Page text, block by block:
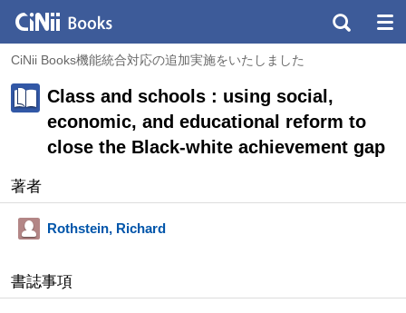
CiNii Books機能統合対応の追加実施をいたしました
Class and schools : using social,
economic, and educational reform to
close the Black-white achievement gap
著者
Rothstein, Richard
書誌事項